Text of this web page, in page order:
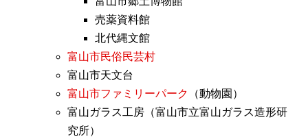
売薬資料館
北代縄文館
富山市民俗民芸村
富山市天文台
富山市ファミリーパーク
（動物園）
富山ガラス工房（富山市立富山ガラス造形研
究所）